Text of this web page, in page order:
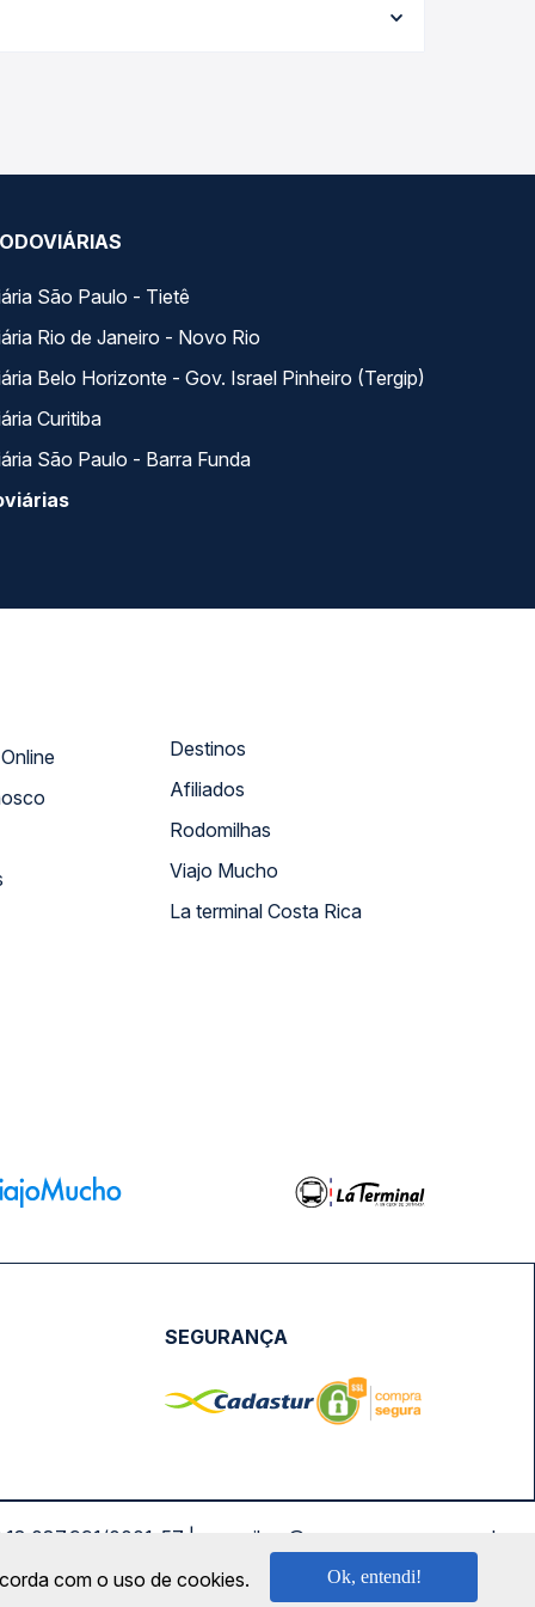
oferta para o seu roteiro.
São Paulo - Tietê
Rio de Janeiro - Novo Rio
Belo Horizonte - Gov. Israel Pinheiro (Tergip)
Curitiba
São Paulo - Barra Funda
Atendimento Online
Destinos
Afiliados
Rodomilhas
Viajo Mucho
La terminal Costa Rica
SEGURANÇA
0001-57 | saconibus@queropassagem.com.br
com o uso de cookies. Ok, entendi!